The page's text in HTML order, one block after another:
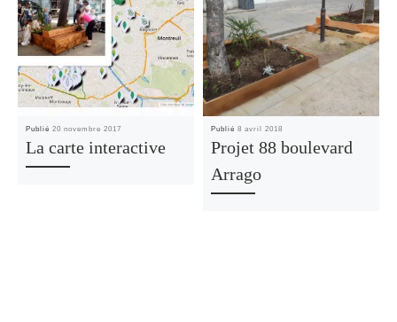
Publié 20 novembre 2017
La carte interactive
Publié 8 avril 2018
Projet 88 boulevard
Arrago